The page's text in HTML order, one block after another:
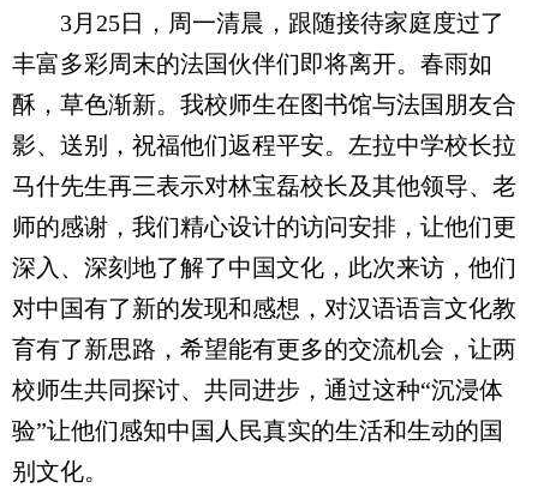
3月25日，周一清晨，跟随接待家庭度过了
丰富多彩周末的法国伙伴们即将离开。春雨如
酥，草色渐新。我校师生在图书馆与法国朋友合
影、送别，祝福他们返程平安。左拉中学校长拉
马什先生再三表示对林宝磊校长及其他领导、老
师的感谢，我们精心设计的访问安排，让他们更
深入、深刻地了解了中国文化，此次来访，他们
对中国有了新的发现和感想，对汉语语言文化教
育有了新思路，希望能有更多的交流机会，让两
校师生共同探讨、共同进步，通过这种“沉浸体
验”让他们感知中国人民真实的生活和生动的国
别文化。